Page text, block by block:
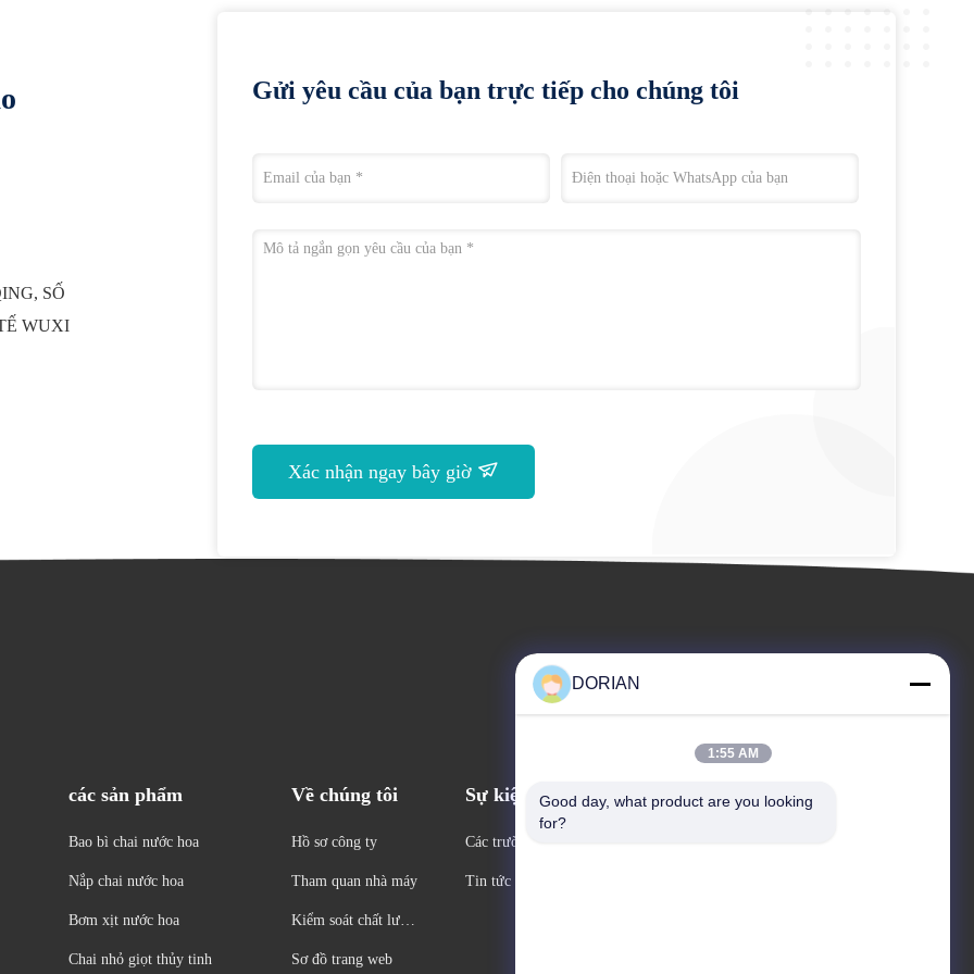
SỐ
WUXI
Gửi yêu cầu của bạn trực tiếp cho chúng tôi
Xác nhận ngay bây giờ
các sản phẩm
Bao bì chai nước hoa
Nắp chai nước hoa
Bơm xịt nước hoa
Chai nhỏ giọt thủy tinh
Về chúng tôi
Hồ sơ công ty
Tham quan nhà máy
Kiểm soát chất lượn
Sơ đồ trang web
Sự kiện
Các trường hợp
Tin tức
Lời yêu cầu Một câu trích
DORIAN
1:55 AM
Good day, what product are you looking
for?